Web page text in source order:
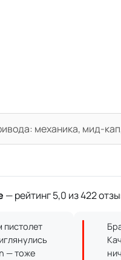
механика, мид-
— рейтинг 5,0 из 422
пистолет
— тоже